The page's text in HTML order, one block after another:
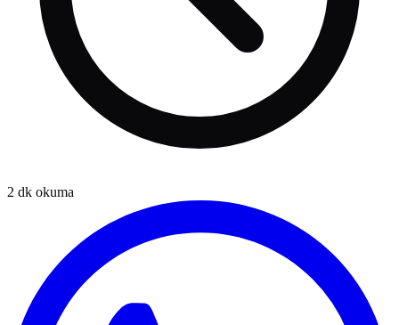
2 dk okuma